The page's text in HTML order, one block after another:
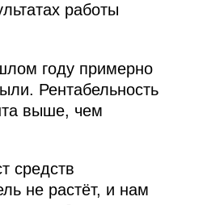
работы
году примерно
Рентабельность
выше, чем
средств
не растёт, и нам